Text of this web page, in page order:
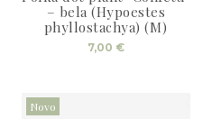
– bela (Hypoestes
phyllostachya) (M)
7,00 €
Novo
Dodaj v košarico
Preberi prispevek